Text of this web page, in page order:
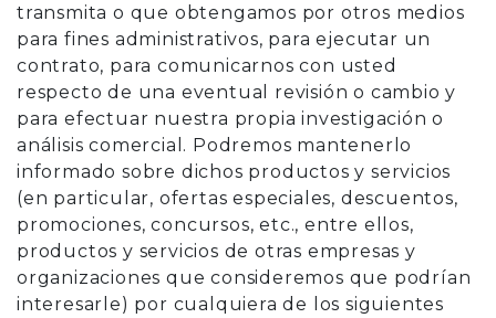
transmita o que obtengamos por otros medios
para fines administrativos, para ejecutar un
contrato, para comunicarnos con usted
respecto de una eventual revisión o cambio y
para efectuar nuestra propia investigación o
análisis comercial. Podremos mantenerlo
informado sobre dichos productos y servicios
(en particular, ofertas especiales, descuentos,
promociones, concursos, etc., entre ellos,
productos y servicios de otras empresas y
organizaciones que consideremos que podrían
interesarle) por cualquiera de los siguientes